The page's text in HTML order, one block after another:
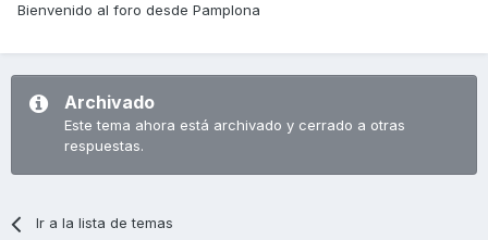
Bienvenido al foro desde Pamplona
Archivado
Este tema ahora está archivado y cerrado a otras
respuestas.
Ir a la lista de temas